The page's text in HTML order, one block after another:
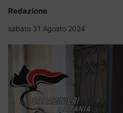
Redazione
sabato 31 Agosto 2024